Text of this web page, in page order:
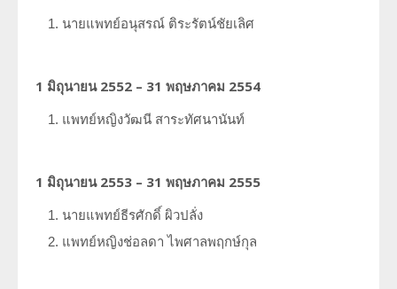
ประวัติโรงเรียนรังสีเทคนิค (หลักสูตรนี้ได้ปิดทำการเรียนการสอนแล้ว)
ประวัตินักรังสีเทคนิค
ประวัตินักฟิสิกส์การแพทย์
นายแพทย์อนุสรณ์ ติระรัตน์ชัยเลิศ
1 มิถุนายน 2552 – 31 พฤษภาคม 2554
แพทย์หญิงวัฒนี สาระทัศนานันท์
1 มิถุนายน 2553 – 31 พฤษภาคม 2555
นายแพทย์ธีรศักดิ์ ผิวปลั่ง
แพทย์หญิงช่อลดา ไพศาลพฤกษ์กุล